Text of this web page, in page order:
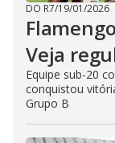
DO R7/19/01/2026
Veja
Equipe sub-20
conquistou
Grupo B